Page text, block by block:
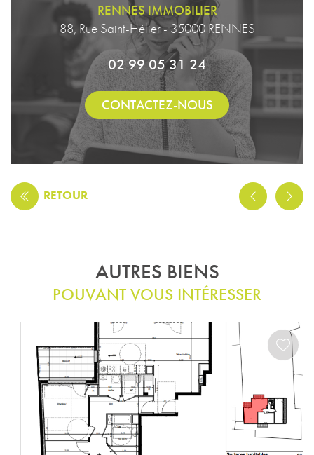
RENNES IMMOBILIER
88, Rue Saint-Hélier - 35000 RENNES
02 99 05 31 24
CONTACTEZ-NOUS
RETOUR
AUTRES BIENS
POUVANT VOUS INTÉRESSER